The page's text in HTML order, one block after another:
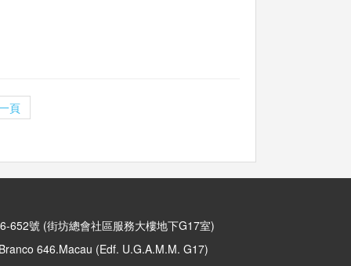
頁
652號 (街坊總會社區服務大樓地下G17室)
646.Macau (Edf. U.G.A.M.M. G17)